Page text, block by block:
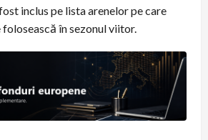
inclus pe lista arenelor pe care
în sezonul viitor.